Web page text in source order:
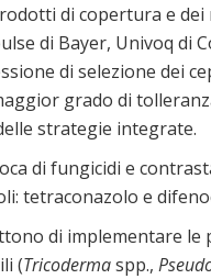
di copertura e
di Bayer, Univoq di
di selezione dei
grado di
strategie integrate.
di fungicidi e
tetraconazolo e
di implementare
(Tricodermaspp.,